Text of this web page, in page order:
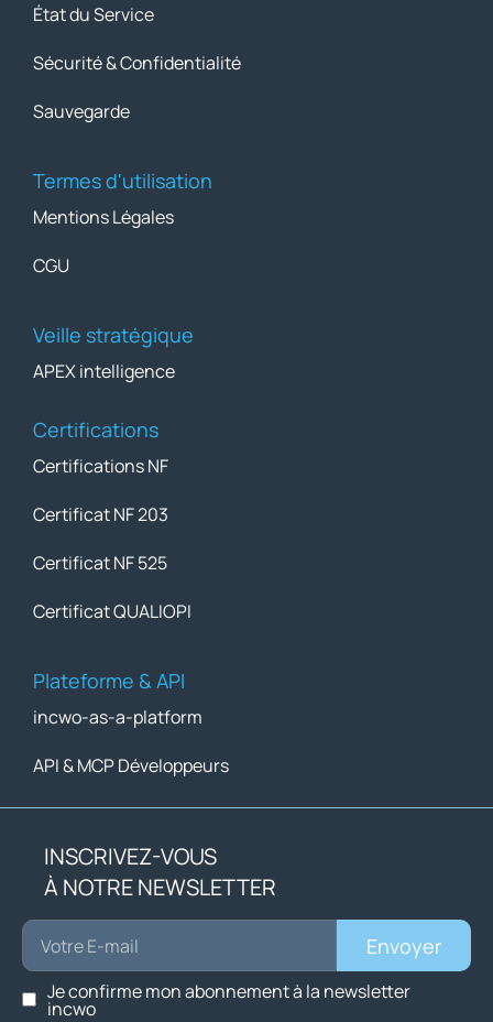
État du Service
Sécurité & Confidentialité
Sauvegarde
Termes d'utilisation
Mentions Légales
CGU
Veille stratégique
APEX intelligence
Certifications
Certifications NF
Certificat NF 203
Certificat NF 525
Certificat QUALIOPI
Plateforme & API
incwo-as-a-platform
API & MCP Développeurs
INSCRIVEZ-VOUS
À NOTRE NEWSLETTER
Je confirme mon abonnement à la newsletter
incwo
Envoyer